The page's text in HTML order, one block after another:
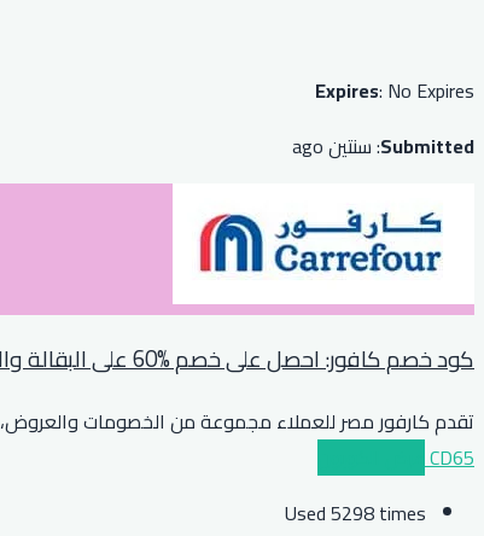
Expires: No Expires
Submitted: سنتين ago
كود خصم كافور: احصل على خصم %60 على البقالة والألعاب ولوازم المطبخ والمزيد
تقدم كارفور مصر للعملاء مجموعة من الخصومات والعروض،
CD65
Used 5298 times